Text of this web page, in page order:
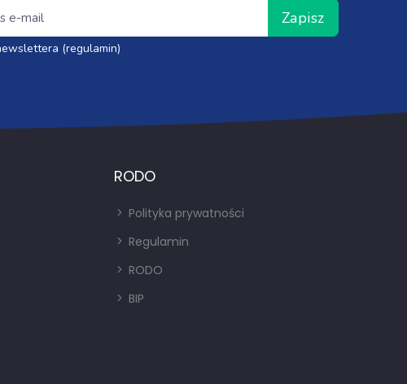
Zapisz
(regulamin)
RODO
Polityka prywatności
Regulamin
RODO
BIP